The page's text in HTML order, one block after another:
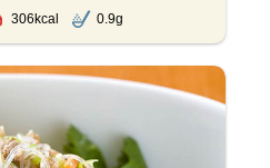
306kcal 0.9g